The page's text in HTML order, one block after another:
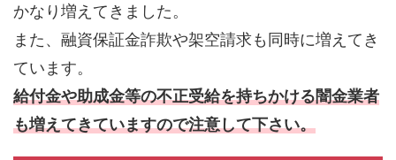
かなり増えてきました。
また、融資保証金詐欺や架空請求も同時に増えてき
ています。
給付金や助成金等の不正受給を持ちかける闇金業者
も増えてきていますので注意して下さい。